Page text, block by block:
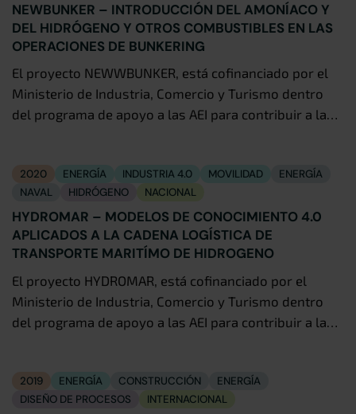
NEWBUNKER – INTRODUCCIÓN DEL AMONÍACO Y
DEL HIDRÓGENO Y OTROS COMBUSTIBLES EN LAS
OPERACIONES DE BUNKERING
El proyecto NEWWBUNKER, está cofinanciado por el
Ministerio de Industria, Comercio y Turismo dentro
del programa de apoyo a las AEI para contribuir a la…
2020 ENERGÍA INDUSTRIA 4.0 MOVILIDAD
ENERGÍA
NAVAL
HIDRÓGENO NACIONAL
HYDROMAR – MODELOS DE CONOCIMIENTO 4.0
APLICADOS A LA CADENA LOGÍSTICA DE
TRANSPORTE MARITÍMO DE HIDROGENO
El proyecto HYDROMAR, está cofinanciado por el
Ministerio de Industria, Comercio y Turismo dentro
del programa de apoyo a las AEI para contribuir a la…
2019 ENERGÍA CONSTRUCCIÓN
ENERGÍA
DISEÑO DE PROCESOS
INTERNACIONAL